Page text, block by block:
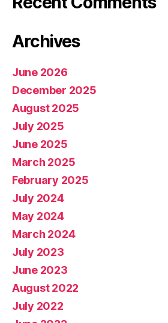
Archives
June 2026
December 2025
August 2025
July 2025
June 2025
March 2025
February 2025
July 2024
May 2024
March 2024
July 2023
June 2023
August 2022
July 2022